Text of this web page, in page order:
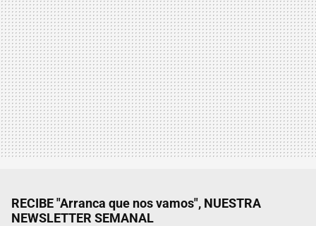
RECIBE "Arranca que nos vamos", NUESTRA
NEWSLETTER SEMANAL